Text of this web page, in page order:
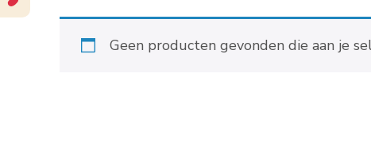
Geen producten gevonden die aan je